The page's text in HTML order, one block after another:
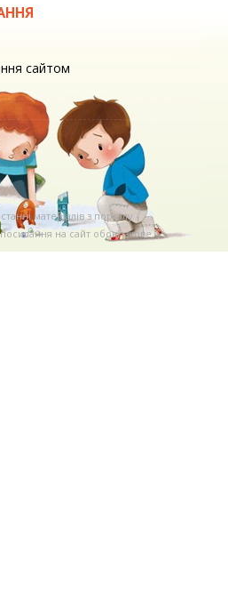
сайтом
матерiалiв з порталу
на сайт обов'язкове. .